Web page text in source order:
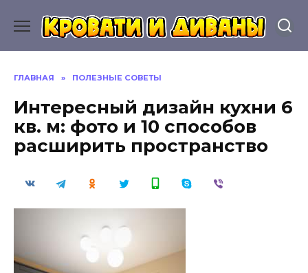
содержанию
ГЛАВНАЯ » ПОЛЕЗНЫЕ СОВЕТЫ
Интересный дизайн кухни 6
кв. м: фото и 10 способов
расширить пространство